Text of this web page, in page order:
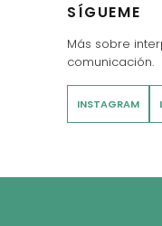
SÍGUEME
Más sobre
comunicación.
INSTAGRAM